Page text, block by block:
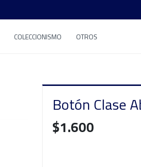
COLECCIONISMO OTROS
Botón Clase
$1.600